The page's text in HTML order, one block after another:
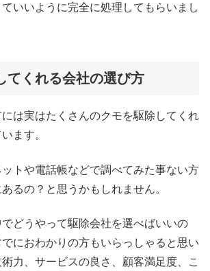
いいように完全に処理してもらいまし
てくれる会社の選び方
は実はたくさんのクモを駆除してくれ
ます。
トや電話帳などで調べてみた事ない方
るの？と思うかもしれません。
どうやって駆除会社を選べばいいの
におわかりの方もいらっしゃると思い
力、サービスの良さ、顧客満足度、こ